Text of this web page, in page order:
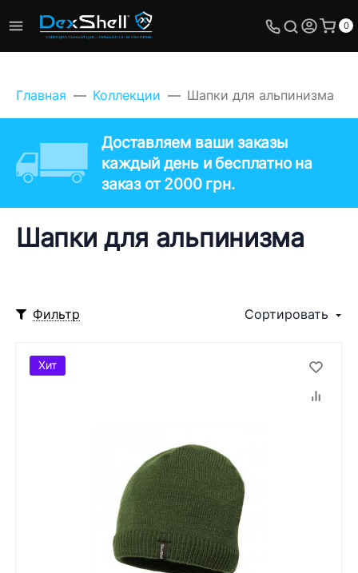
0
Главная Коллекции Шапки для альпинизма
Доставляем ваши заказы
каждый день и бесплатно на
заказ от 2000 грн.
Шапки для альпинизма
Фильтр Сортировать
Хит